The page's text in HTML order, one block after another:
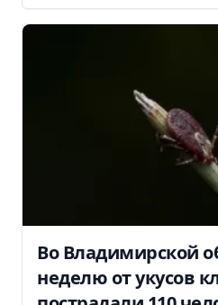
Во Владимирской
неделю от укусов